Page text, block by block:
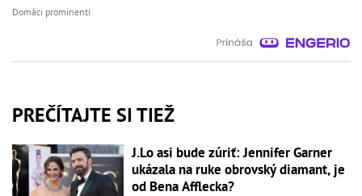
Domáci prominenti
PREČÍTAJTE SI TIEŽ
J.Lo asi bude zúriť: Jennifer Garner
ukázala na ruke obrovský diamant, je
od Bena Afflecka?